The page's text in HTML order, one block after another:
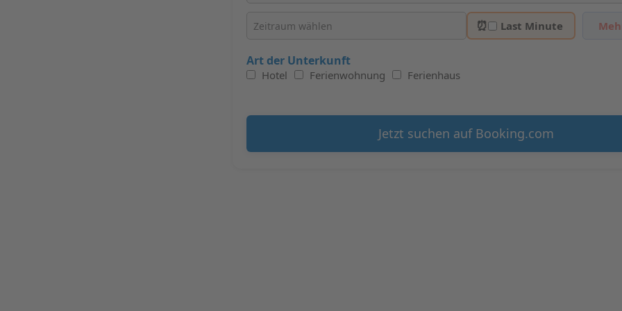
⏰ Last Minute
Art der Unterkunft
Hotel Ferienwohnung Ferienhaus
Jetzt suchen auf Booking.com